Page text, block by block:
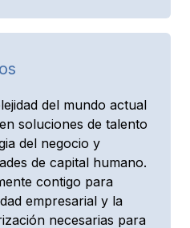
del mundo actual
soluciones de talento
del negocio y
de capital humano.
contigo para
empresarial y la
necesarias para